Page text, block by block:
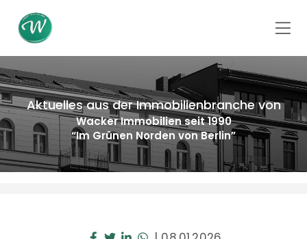
Aktuelles aus der Immobilienbranche von
Wacker Immobilien seit 1990
“Im Grünen Norden von Berlin”